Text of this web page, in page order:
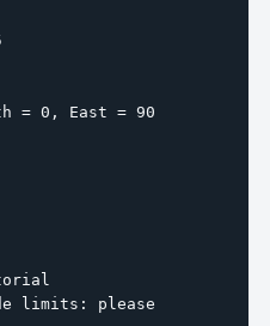
= 0, East = 90
limits: please